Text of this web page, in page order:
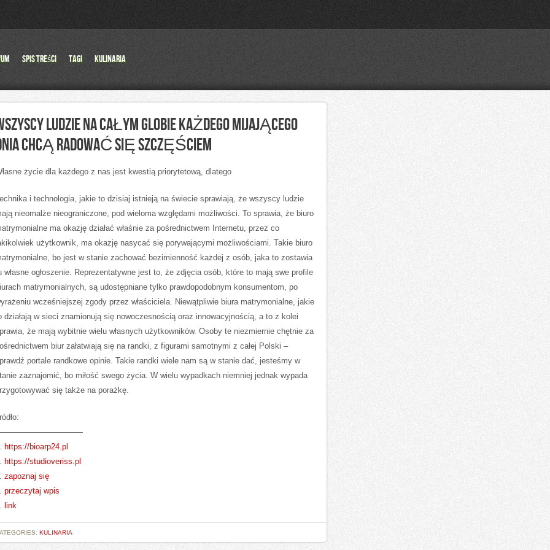
Spis Treści Tagi Kulinaria
LUDZIE NA CAŁYM GLOBIE KAŻDEGO MIJAJĄCEGO
CHCĄ RADOWAĆ SIĘ SZCZĘŚCIEM
życie dla każdego z nas jest kwestią priorytetową, dlatego
i technologia, jakie to dzisiaj istnieją na świecie sprawiają, że wszyscy ludzie
nieomalże nieograniczone, pod wieloma względami możliwości. To sprawia, że biuro
ma okazję działać właśnie za pośrednictwem Internetu, przez co
użytkownik, ma okazję nasycać się porywającymi możliwościami. Takie biuro
bo jest w stanie zachować bezimienność każdej z osób, jaka to zostawia
własne ogłoszenie. Reprezentatywne jest to, że zdjęcia osób, które to mają swe profile
matrymonialnych, są udostępniane tylko prawdopodobnym konsumentom, po
wcześniejszej zgody przez właściciela. Niewątpliwie biura matrymonialne, jakie
działają w sieci znamionują się nowoczesnością oraz innowacyjnością, a to z kolei
że mają wybitnie wielu własnych użytkowników. Osoby te niezmiernie chętnie za
biur załatwiają się na randki, z figurami samotnymi z całej Polski –
portale randkowe opinie. Takie randki wiele nam są w stanie dać, jesteśmy w
zaznajomić, bo miłość swego życia. W wielu wypadkach niemniej jednak wypada
się także na porażkę.
https://bioarp24.pl
https://studioveriss.pl
zapoznaj się
przeczytaj wpis
link
KULINARIA